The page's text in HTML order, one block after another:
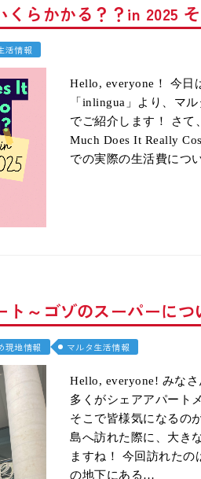
くらかかる？？in 2025
活情報
Hello, everyone！ 今日
「inlingua」より、マ
でご紹介します！ さ
Much Does It Really
での実際の生活費につ
ト～ゴゾのスーパーにつ
現地情報 マルタ生活情報
Hello, everyone! みな
多くがシェアアパート
そこで皆様気になるの
島へ訪れた際に、大き
ますね！ 今回訪れた
の地下にある…